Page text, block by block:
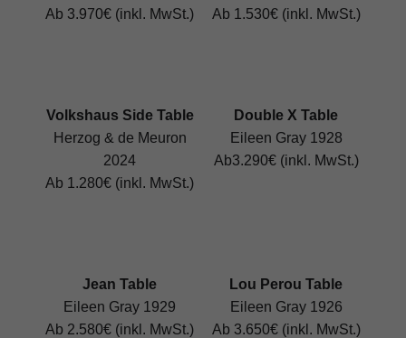
Ab 3.970€ (inkl. MwSt.)
Ab 1.530€ (inkl. MwSt.)
Volkshaus Side Table
Herzog & de Meuron
2024
Ab 1.280€ (inkl. MwSt.)
Double X Table
Eileen Gray 1928
Ab3.290€ (inkl. MwSt.)
Jean Table
Eileen Gray 1929
Ab 2.580€ (inkl. MwSt.)
Lou Perou Table
Eileen Gray 1926
Ab 3.650€ (inkl. MwSt.)